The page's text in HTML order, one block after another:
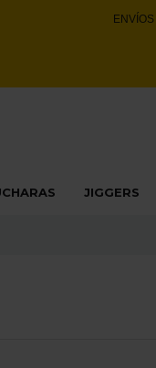
ENVÍOS
JIGGERS